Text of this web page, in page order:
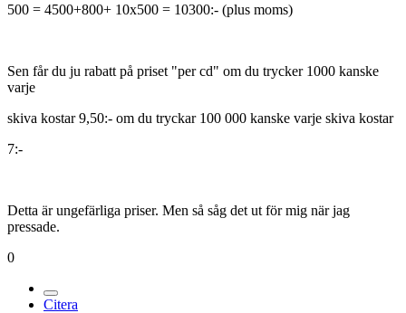
500 = 4500+800+ 10x500 = 10300:- (plus moms)
Sen får du ju rabatt på priset "per cd" om du trycker 1000 kanske
varje
skiva kostar 9,50:- om du tryckar 100 000 kanske varje skiva kostar
7:-
Detta är ungefärliga priser. Men så såg det ut för mig när jag
pressade.
0
Citera